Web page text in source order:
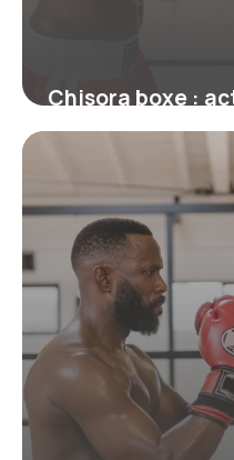
Chisora boxe :
2026